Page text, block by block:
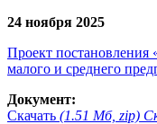
24 ноября 2025
Проект постановления
малого и среднего
Документ:
Скачать (1.51 Мб, zip)